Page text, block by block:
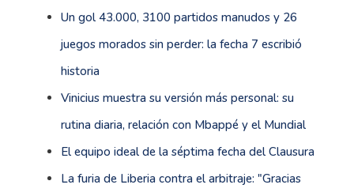
Un gol 43.000, 3100 partidos manudos y 26
juegos morados sin perder: la fecha 7 escribió
historia
Vinicius muestra su versión más personal: su
rutina diaria, relación con Mbappé y el Mundial
El equipo ideal de la séptima fecha del Clausura
La furia de Liberia contra el arbitraje: "Gracias